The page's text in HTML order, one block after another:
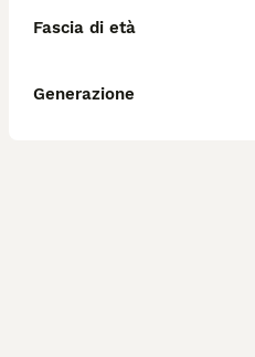
Fascia di età
Generazione